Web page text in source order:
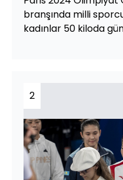
branşında milli
kadınlar 50 kiloda
2